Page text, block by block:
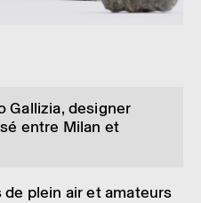
Galli­zia, desi­gner
entre Milan et
plein air et amateurs